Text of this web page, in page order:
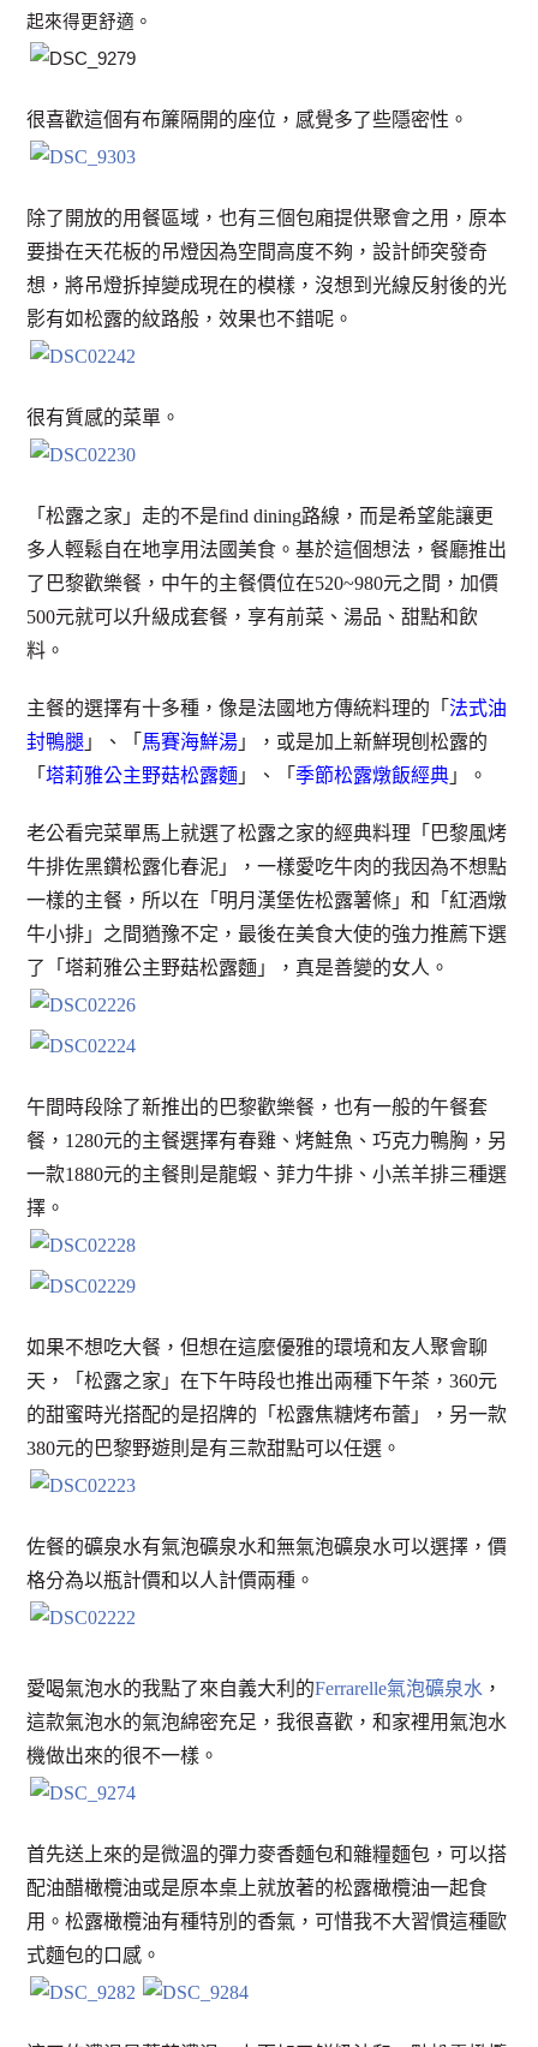
起來得更舒適。
很喜歡這個有布簾隔開的座位，感覺多了些隱密性。
除了開放的用餐區域，也有三個包廂提供聚會之用，原本
要掛在天花板的吊燈因為空間高度不夠，設計師突發奇
想，將吊燈拆掉變成現在的模樣，沒想到光線反射後的光
影有如松露的紋路般，效果也不錯呢。
很有質感的菜單。
「松露之家」走的不是find dining路線，而是希望能讓更
多人輕鬆自在地享用法國美食。基於這個想法，餐廳推出
了巴黎歡樂餐，中午的主餐價位在520~980元之間，加價
500元就可以升級成套餐，享有前菜、湯品、甜點和飲
料。
主餐的選擇有十多種，像是法國地方傳統料理的「法式油
封鴨腿 」、「 馬賽海鮮湯 」，或是加上新鮮現刨松露的
「塔莉雅公主野菇松露麵 」、「 季節松露燉飯經典 」。
老公看完菜單馬上就選了松露之家的經典料理「巴黎風烤
牛排佐黑鑽松露化春泥」，一樣愛吃牛肉的我因為不想點
一樣的主餐，所以在「明月漢堡佐松露薯條」和「紅酒燉
牛小排」之間猶豫不定，最後在美食大使的強力推薦下選
了「塔莉雅公主野菇松露麵」，真是善變的女人。
午間時段除了新推出的巴黎歡樂餐，也有一般的午餐套
餐，1280元的主餐選擇有春雞、烤鮭魚、巧克力鴨胸，另
一款1880元的主餐則是龍蝦、菲力牛排、小羔羊排三種選
擇。
如果不想吃大餐，但想在這麼優雅的環境和友人聚會聊
天，「松露之家」在下午時段也推出兩種下午茶，360元
的甜蜜時光搭配的是招牌的「松露焦糖烤布蕾」，另一款
380元的巴黎野遊則是有三款甜點可以任選。
佐餐的礦泉水有氣泡礦泉水和無氣泡礦泉水可以選擇，價
格分為以瓶計價和以人計價兩種。
愛喝氣泡水的我點了來自義大利的Ferrarelle氣泡礦泉水 ，
這款氣泡水的氣泡綿密充足，我很喜歡，和家裡用氣泡水
機做出來的很不一樣。
首先送上來的是微溫的彈力麥香麵包和雜糧麵包，可以搭
配油醋橄欖油或是原本桌上就放著的松露橄欖油一起食
用。松露橄欖油有種特別的香氣，可惜我不大習慣這種歐
式麵包的口感。